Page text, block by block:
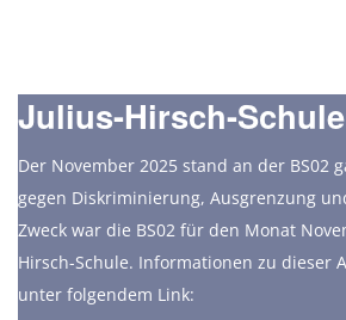
Julius-Hirsch-Schule
Der November 2025 stand an der BS02
gegen Diskriminierung, Ausgrenzung
Zweck war die BS02 für den Monat
Hirsch-Schule. Informationen zu dieser
unter folgendem Link: